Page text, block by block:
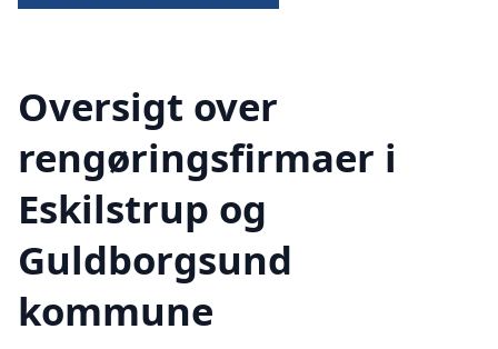
Oversigt over
rengøringsfirmaer i
Eskilstrup og
Guldborgsund
kommune